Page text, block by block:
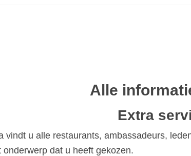
Alle
Extra
vindt u alle restaurants, ambassadeurs,
dat u heeft gekozen.